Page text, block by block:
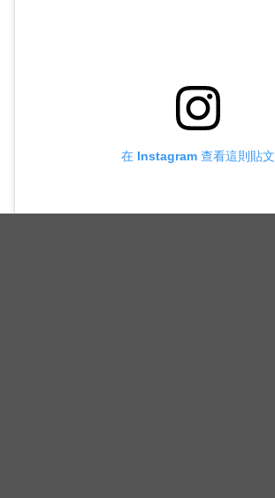
在 Instagram 查看這則貼文